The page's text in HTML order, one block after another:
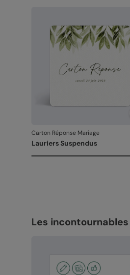
Carton Réponse Mariage
Lauriers Suspendus
Les incontournables